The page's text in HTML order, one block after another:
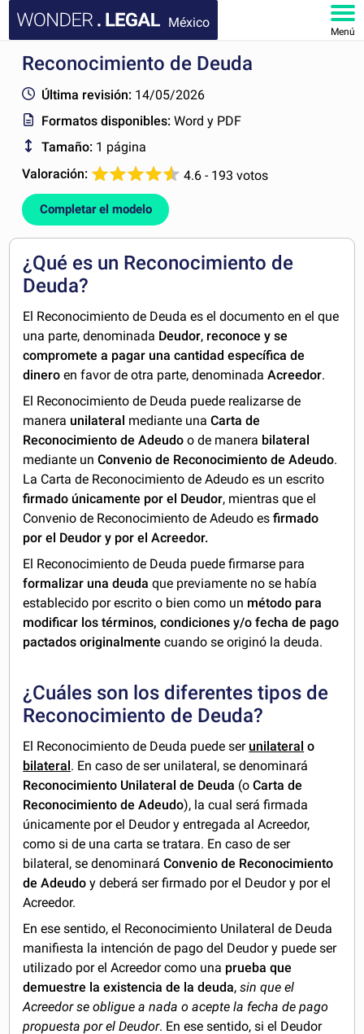
México
Menú
INICIO
DOCUMENTOS
FAQ
Reconocimiento de Deuda
Última revisión: 14/05/2026
Formatos disponibles:Word y PDF
Tamaño: 1 página
Valoración:
4.6 - 193 votos
Completar el modelo
¿Qué es un Reconocimiento de
Deuda?
El Reconocimiento de Deuda es el documento en el que
una parte, denominada Deudor, reconoce y se
compromete a pagar una cantidad específica de
dinero en favor de otra parte, denominadaAcreedor.
El Reconocimiento de Deuda puede realizarse de
manera unilateral mediante unaCarta de
Reconocimiento de Adeudoo de manera bilateral
mediante unConvenio de Reconocimiento de Adeudo.
La Carta de Reconocimiento de Adeudo es un escrito
firmado únicamente por el Deudor, mientras que el
Convenio de Reconocimiento de Adeudo esfirmado
por el Deudor y por el Acreedor.
El Reconocimiento de Deuda puede firmarse para
formalizar una deudaque previamente no se había
establecido por escrito o bien como un método para
modificar los términos, condiciones y/o fecha de pago
pactados originalmente cuando se originó la deuda.
¿Cuáles son los diferentes tipos de
Reconocimiento de Deuda?
El Reconocimiento de Deuda puede ser unilateral o
bilateral . En caso de ser unilateral, se denominará
Reconocimiento Unilateral de Deuda (oCarta de
Reconocimiento de Adeudo), la cual será firmada
únicamente por el Deudor y entregada al Acreedor,
como si de una carta se tratara. En caso de ser
bilateral, se denominaráConvenio de Reconocimiento
de Adeudoy deberá ser firmado por el Deudor y por el
Acreedor.
En ese sentido, el Reconocimiento Unilateral de Deuda
manifiesta la intención de pago del Deudor y puede ser
utilizado por el Acreedor como una prueba que
demuestre la existencia de la deuda,sin que el
Acreedor se obligue a nada o acepte la fecha de pago
propuesta por el Deudor. En ese sentido, si el Deudor